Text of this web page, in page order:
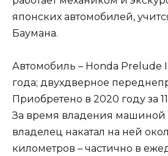
японских автомобилей,
Баумана.
Автомобиль – Honda Prelude
года; двухдверное
Приобретено в 2020 году за
За время владения
владелец накатал на ней
километров – частично в